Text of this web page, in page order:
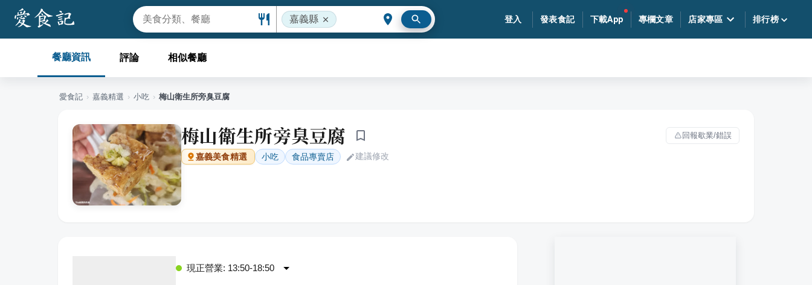
嘉義縣 登入 發表食記 下載App 專欄文章 店家專區 排行榜
餐廳資訊 評論 相似餐廳
愛食記 › 嘉義精選 › 小吃 › 梅山衛生所旁臭豆腐
梅山衛生所旁臭豆腐 回報歇業/錯誤
嘉義美食精選 小吃 食品專賣店 建議修改
現正營業: 13:50-18:50